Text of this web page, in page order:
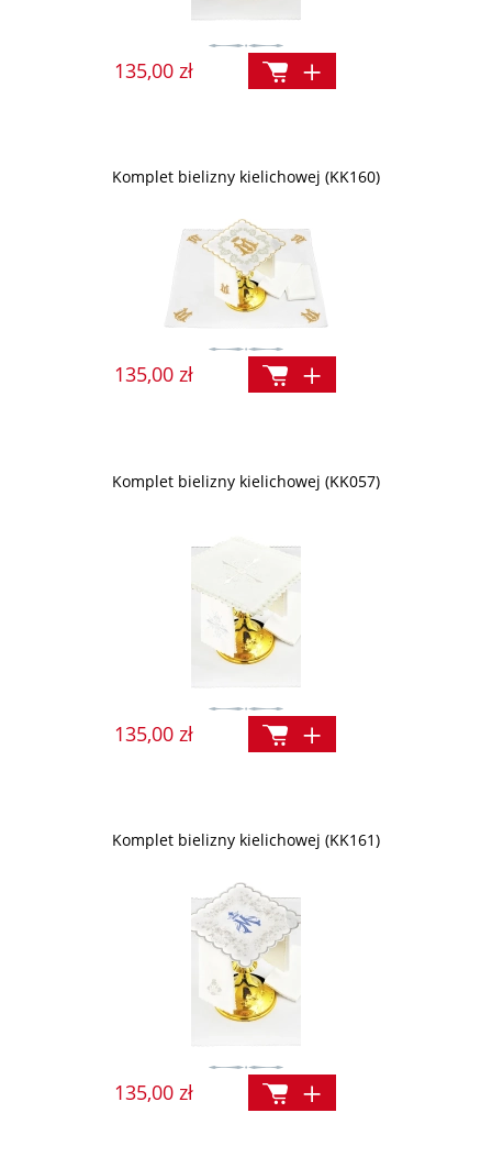
135,00 zł
Komplet bielizny kielichowej (KK160)
135,00 zł
Komplet bielizny kielichowej (KK057)
135,00 zł
Komplet bielizny kielichowej (KK161)
135,00 zł